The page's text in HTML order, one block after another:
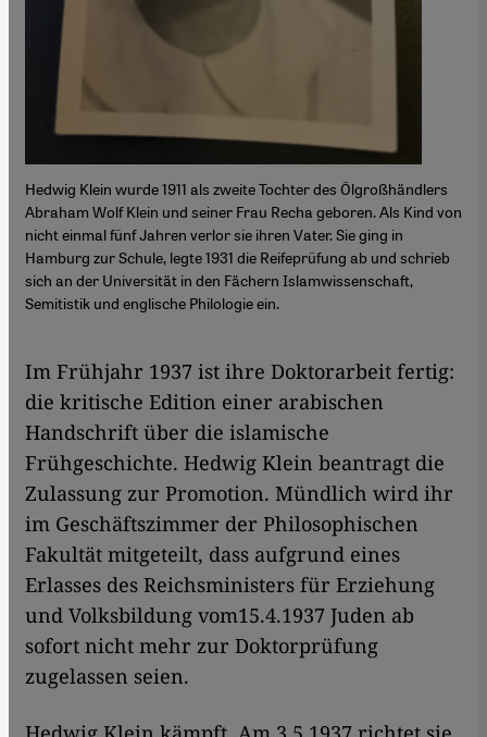
Hedwig Klein wurde 1911 als zweite Tochter des Ölgroßhändlers
Abraham Wolf Klein und seiner Frau Recha geboren. Als Kind von
nicht einmal fünf Jahren verlor sie ihren Vater. Sie ging in
Hamburg zur Schule, legte 1931 die Reifeprüfung ab und schrieb
sich an der Universität in den Fächern Islamwissenschaft,
Semitistik und englische Philologie ein.
Im Frühjahr 1937 ist ihre Doktorarbeit fertig:
die kritische Edition einer arabischen
Handschrift über die islamische
Frühgeschichte. Hedwig Klein beantragt die
Zulassung zur Promotion. Mündlich wird ihr
im Geschäftszimmer der Philosophischen
Fakultät mitgeteilt, dass aufgrund eines
Erlasses des Reichsministers für Erziehung
und Volksbildung vom15.4.1937 Juden ab
sofort nicht mehr zur Doktorprüfung
zugelassen seien.